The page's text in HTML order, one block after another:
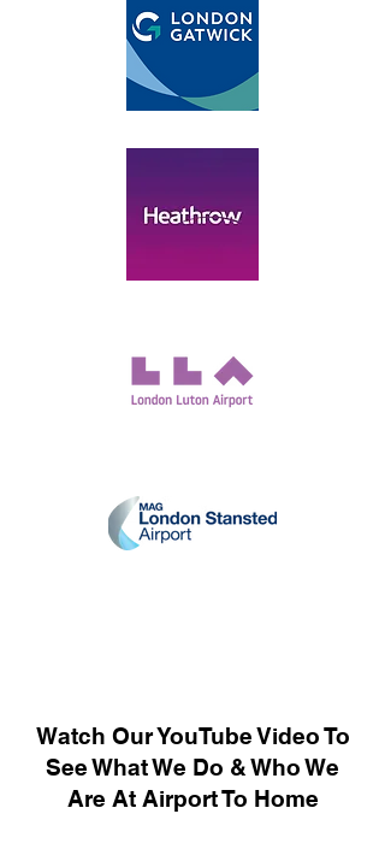
Watch Our YouTube Video To
See What We Do & Who We
Are At Airport To Home